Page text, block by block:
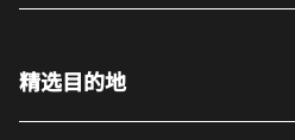
精选目的地